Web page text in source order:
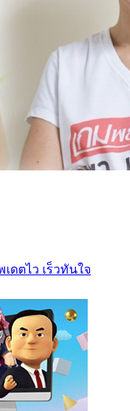
ดตไว เร็วทันใจ